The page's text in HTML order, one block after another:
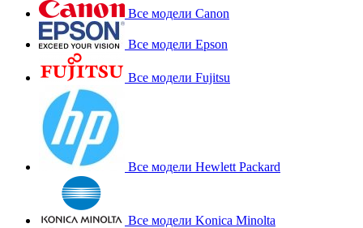
Все модели Canon
Все модели Epson
Все модели Fujitsu
Все модели Hewlett Packard
Все модели Konica Minolta